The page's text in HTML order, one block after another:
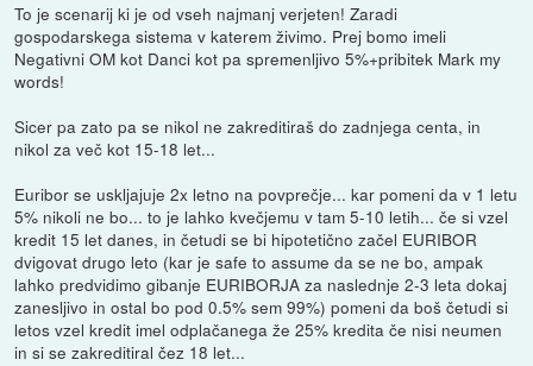
To je scenarij ki je od vseh najmanj verjeten! Zaradi
gospodarskega sistema v katerem živimo. Prej bomo imeli
Negativni OM kot Danci kot pa spremenljivo 5%+pribitek Mark my
words!
Sicer pa zato pa se nikol ne zakreditiraš do zadnjega centa, in
nikol za več kot 15-18 let...
Euribor se uskljajuje 2x letno na povprečje... kar pomeni da v 1 letu
5% nikoli ne bo... to je lahko kvečjemu v tam 5-10 letih... če si vzel
kredit 15 let danes, in četudi se bi hipotetično začel EURIBOR
dvigovat drugo leto (kar je safe to assume da se ne bo, ampak
lahko predvidimo gibanje EURIBORJA za naslednje 2-3 leta dokaj
zanesljivo in ostal bo pod 0.5% sem 99%) pomeni da boš četudi si
letos vzel kredit imel odplačanega že 25% kredita če nisi neumen
in si se zakreditiral čez 18 let...